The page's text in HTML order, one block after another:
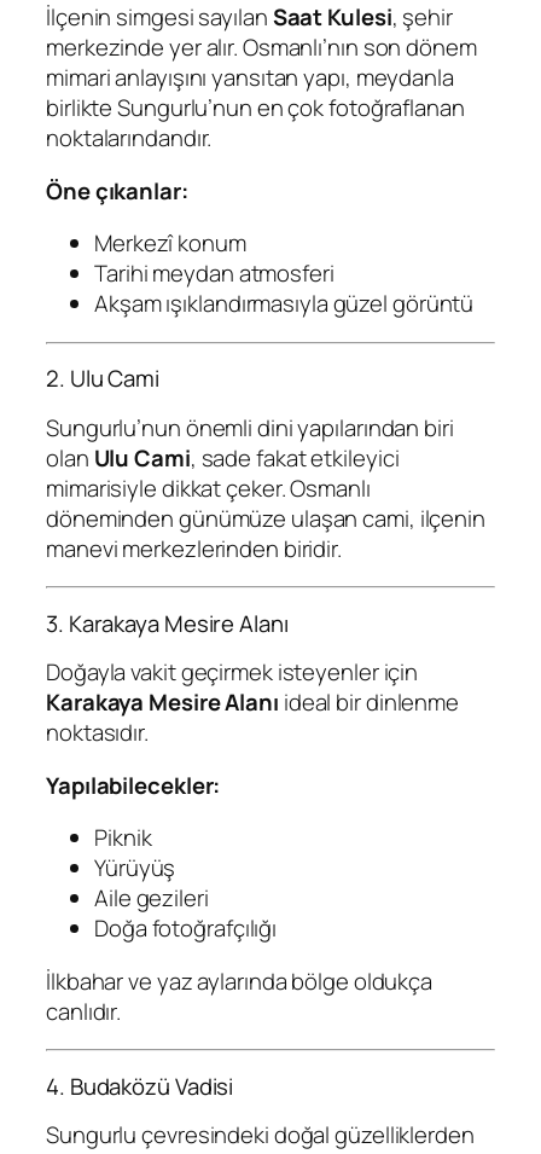
İlçenin simgesi sayılanSaat Kulesi, şehir
merkezinde yer alır. Osmanlı’nın son dönem
mimari anlayışını yansıtan yapı, meydanla
birlikte Sungurlu’nun en çok fotoğraflanan
noktalarındandır.
Öne çıkanlar:
Merkezî konum
Tarihi meydan atmosferi
Akşam ışıklandırmasıyla güzel görüntü
2. Ulu Cami
Sungurlu’nun önemli dini yapılarından biri
olan Ulu Cami, sade fakat etkileyici
mimarisiyle dikkat çeker. Osmanlı
döneminden günümüze ulaşan cami, ilçenin
manevi merkezlerinden biridir.
3. Karakaya Mesire Alanı
Doğayla vakit geçirmek isteyenler için
Karakaya Mesire Alanı ideal bir dinlenme
noktasıdır.
Yapılabilecekler:
Piknik
Yürüyüş
Aile gezileri
Doğa fotoğrafçılığı
İlkbahar ve yaz aylarında bölge oldukça
canlıdır.
4. Budaközü Vadisi
Sungurlu çevresindeki doğal güzelliklerden